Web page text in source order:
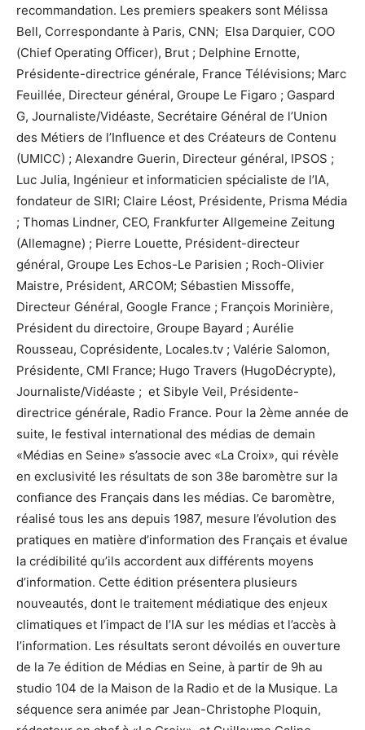
recommandation. Les premiers speakers sont Mélissa
Bell, Correspondante à Paris, CNN; Elsa Darquier, COO
(Chief Operating Officer), Brut ; Delphine Ernotte,
Présidente-directrice générale, France Télévisions; Marc
Feuillée, Directeur général, Groupe Le Figaro ; Gaspard
G, Journaliste/Vidéaste, Secrétaire Général de l’Union
des Métiers de l’Influence et des Créateurs de Contenu
(UMICC) ; Alexandre Guerin, Directeur général, IPSOS ;
Luc Julia, Ingénieur et informaticien spécialiste de l’IA,
fondateur de SIRI; Claire Léost, Présidente, Prisma Média
; Thomas Lindner, CEO, Frankfurter Allgemeine Zeitung
(Allemagne) ; Pierre Louette, Président-directeur
général, Groupe Les Echos-Le Parisien ; Roch-Olivier
Maistre, Président, ARCOM; Sébastien Missoffe,
Directeur Général, Google France ; François Morinière,
Président du directoire, Groupe Bayard ; Aurélie
Rousseau, Coprésidente, Locales.tv ; Valérie Salomon,
Présidente, CMI France; Hugo Travers (HugoDécrypte),
Journaliste/Vidéaste ; et Sibyle Veil, Présidente-
directrice générale, Radio France. Pour la 2ème année de
suite, le festival international des médias de demain
«Médias en Seine» s’associe avec «La Croix», qui révèle
en exclusivité les résultats de son 38e baromètre sur la
confiance des Français dans les médias. Ce baromètre,
réalisé tous les ans depuis 1987, mesure l’évolution des
pratiques en matière d’information des Français et évalue
la crédibilité qu’ils accordent aux différents moyens
d’information. Cette édition présentera plusieurs
nouveautés, dont le traitement médiatique des enjeux
climatiques et l’impact de l’IA sur les médias et l’accès à
l’information. Les résultats seront dévoilés en ouverture
de la 7e édition de Médias en Seine, à partir de 9h au
studio 104 de la Maison de la Radio et de la Musique. La
séquence sera animée par Jean-Christophe Ploquin,